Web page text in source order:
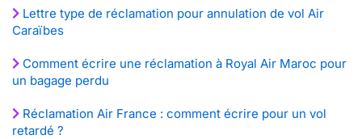
Lettre type de réclamation pour annulation de vol Air
Caraïbes
Comment écrire une réclamation à Royal Air Maroc pour
un bagage perdu
Réclamation Air France : comment écrire pour un vol
retardé ?